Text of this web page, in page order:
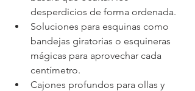
desperdicios de forma ordenada.
Soluciones para esquinas como
bandejas giratorias o esquineras
mágicas para aprovechar cada
centímetro.
Cajones profundos para ollas y